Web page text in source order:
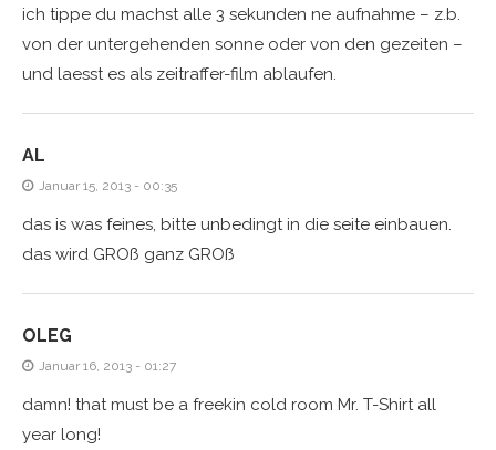
ich tippe du machst alle 3 sekunden ne aufnahme – z.b.
von der untergehenden sonne oder von den gezeiten –
und laesst es als zeitraffer-film ablaufen.
AL
Januar 15, 2013 - 00:35
das is was feines, bitte unbedingt in die seite einbauen.
das wird GROß ganz GROß
OLEG
Januar 16, 2013 - 01:27
damn! that must be a freekin cold room Mr. T-Shirt all
year long!